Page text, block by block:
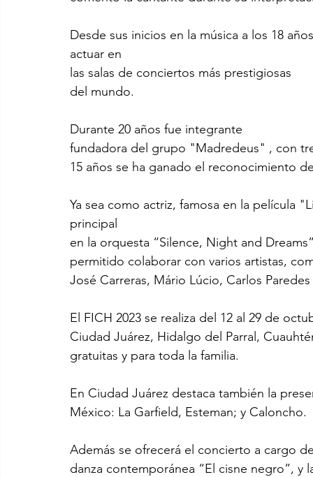
Desde sus inicios en la música a los 18
actuar en
las salas de conciertos más prestigiosas
del mundo.
Durante 20 años fue integrante
fundadora del grupo "Madredeus" , con
15 años se ha ganado el reconocimiento
Ya sea como actriz, famosa en la película
principal
en la orquesta “Silence, Night and
permitido colaborar con varios artistas,
José Carreras, Mário Lúcio, Carlos
El FICH 2023 se realiza del 12 al 29 de
Ciudad Juárez, Hidalgo del Parral,
gratuitas y para toda la familia.
En Ciudad Juárez destaca también la
México: La Garfield, Esteman; y Caloncho.
Además se ofrecerá el concierto a cargo
danza contemporánea “El cisne negro”, y